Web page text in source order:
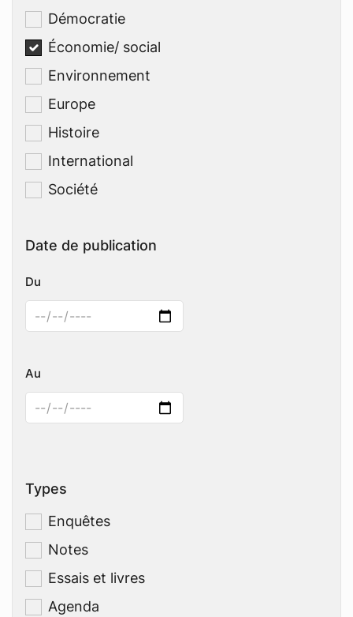
Démocratie
Économie/ social
Environnement
Europe
Histoire
International
Société
Date de publication
Du
Au
Types
Enquêtes
Notes
Essais et livres
Agenda